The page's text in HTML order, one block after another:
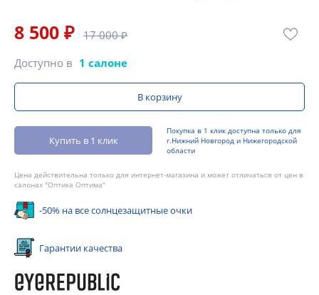
8 500 ₽ 17 000 ₽
Доступно в 1 салоне
В корзину
Купить в 1 клик
Покупка в 1 клик доступна только для
г.Нижний Новгород и Нижегородской
области
Цена действительна только для интернет-магазина и может отличаться от цен в
салонах "Оптика Оптима"
-50% на все солнцезащитные очки
Гарантии качества